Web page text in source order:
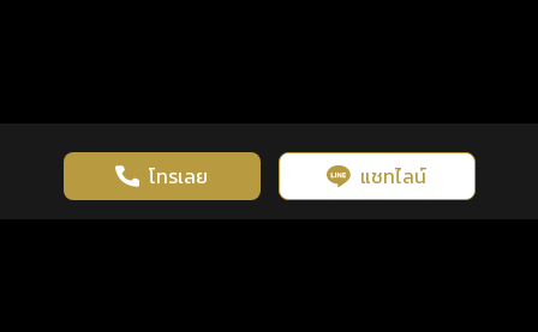
โทรเลย แชทไลน์
เว็บไซต์นี้มีการใช้งานคุกกี้ เพื่อเพิ่มประสิทธิภาพและประสบการณ์ที่ดี
ในการใช้งานเว็บไซต์ นโยบายความเป็นส่วนตัว
รู้ก่อน พร้อมกว่า ทุกจังหวะชีวิต คลิกดูดวงฟรี